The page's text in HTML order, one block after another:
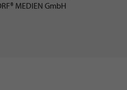
MEDIEN GmbH